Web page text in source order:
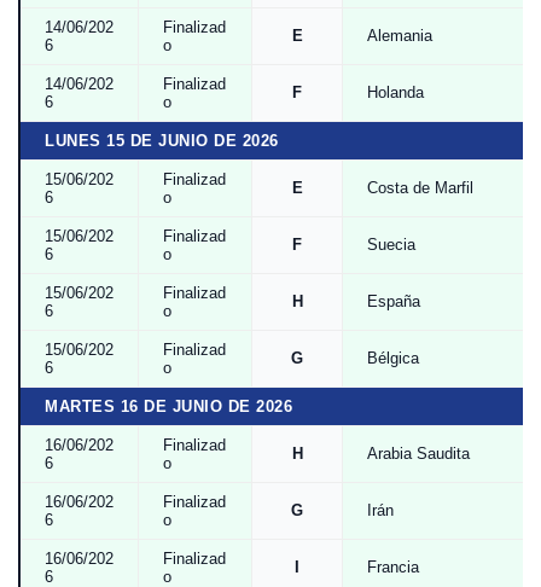
14/06/202
6
Finalizad
o
E Alemania
14/06/202
6
Finalizad
o
F Holanda
LUNES 15 DE JUNIO DE 2026
15/06/202
6
Finalizad
o
E Costa de Marfil
15/06/202
6
Finalizad
o
F Suecia
15/06/202
6
Finalizad
o
H España
15/06/202
6
Finalizad
o
G Bélgica
MARTES 16 DE JUNIO DE 2026
16/06/202
6
Finalizad
o
H Arabia Saudita
16/06/202
6
Finalizad
o
G Irán
16/06/202
6
Finalizad
o
Francia